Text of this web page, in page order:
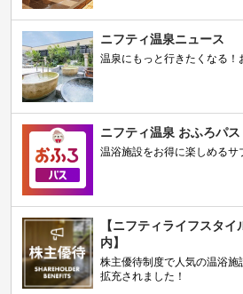
ニフティ温泉ニュース
温泉にもっと行きたくなる！
ニフティ温泉 おふろパス
温浴施設をお得に楽しめるサ
【ニフティライフスタ
内】
株主優待制度で人気の温浴
拡充されました！